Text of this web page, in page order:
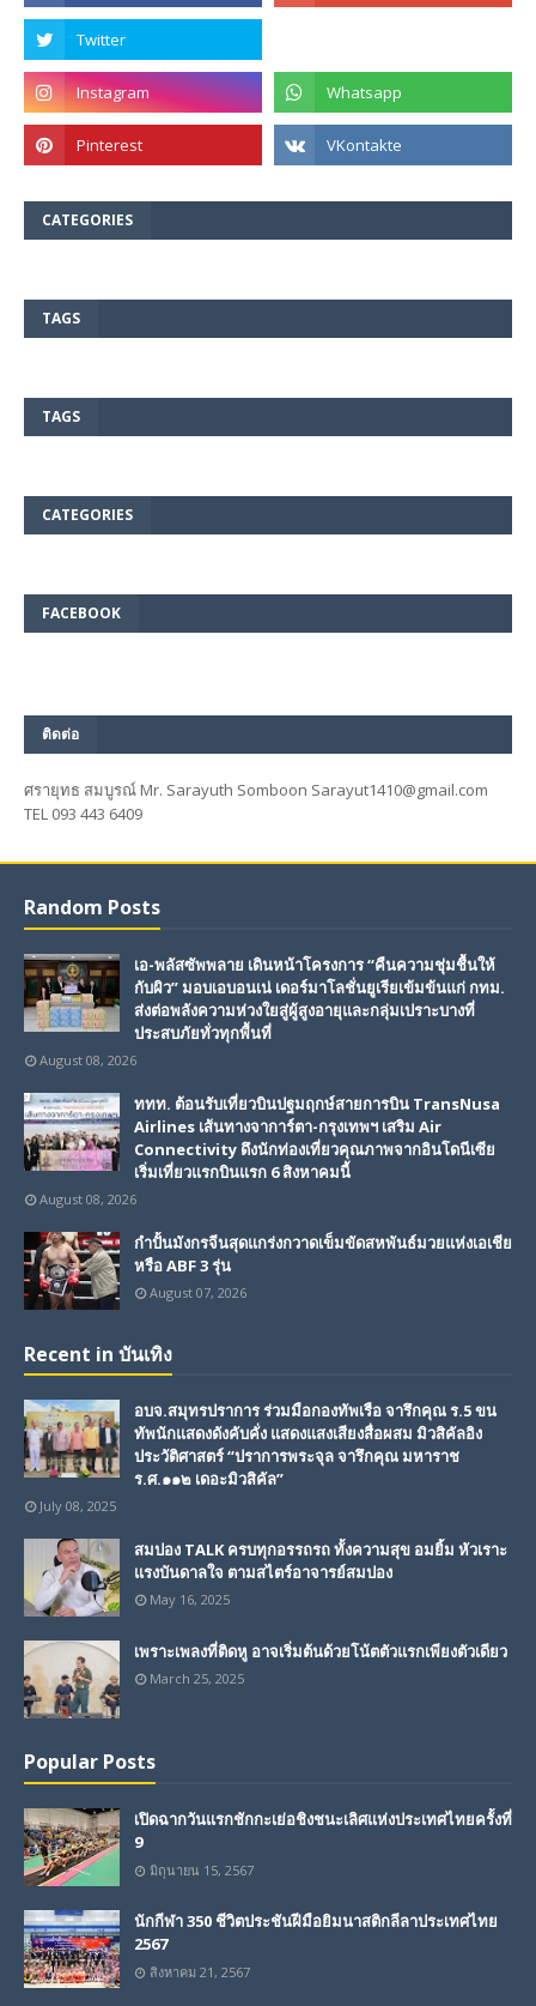
CATEGORIES
TAGS
TAGS
CATEGORIES
FACEBOOK
ติดต่อ
ศรายุทธ สมบูรณ์ Mr. Sarayuth Somboon Sarayut1410@gmail.com
TEL 093 443 6409
Random Posts
เอ-พลัสซัพพลาย เดินหน้าโครงการ “คืนความชุ่มชื้นให้
กับผิว” มอบเอบอนเน่ เดอร์มาโลชั่นยูเรียเข้มข้นแก่ กทม.
ส่งต่อพลังความห่วงใยสู่ผู้สูงอายุและกลุ่มเปราะบางที่
ประสบภัยทั่วทุกพื้นที่
August 08, 2026
ททท. ต้อนรับเที่ยวบินปฐมฤกษ์สายการบิน TransNusa
Airlines เส้นทางจาการ์ตา-กรุงเทพฯ เสริม Air
Connectivity ดึงนักท่องเที่ยวคุณภาพจากอินโดนีเซีย
เริ่มเที่ยวแรกบินแรก 6 สิงหาคมนี้
August 08, 2026
กำปั้นมังกรจีนสุดแกร่งกวาดเข็มขัดสหพันธ์มวยแห่งเอเชีย
หรือ ABF 3 รุ่น
August 07, 2026
Recent in บันเทิง
อบจ.สมุทรปราการ ร่วมมือกองทัพเรือ จารึกคุณ ร.5 ขน
ทัพนักแสดงดังคับคั่ง แสดงแสงเสียงสื่อผสม มิวสิคัลอิง
ประวัติศาสตร์ “ปราการพระจุล จารึกคุณ มหาราช
ร.ศ.๑๑๒ เดอะมิวสิคัล”
July 08, 2025
สมปอง TALK ครบทุกอรรถรถ ทั้งความสุข อมยิ้ม หัวเราะ
แรงบันดาลใจ ตามสไตร์อาจารย์สมปอง
May 16, 2025
เพราะเพลงที่ติดหู อาจเริ่มต้นด้วยโน้ตตัวแรกเพียงตัวเดียว
March 25, 2025
Popular Posts
เปิดฉากวันแรกชักกะเย่อชิงชนะเลิศแห่งประเทศไทยครั้งที่
9
มิถุนายน 15, 2567
นักกีฬา 350 ชีวิตประชันฝีมือยิมนาสติกลีลาประเทศไทย
2567
สิงหาคม 21, 2567